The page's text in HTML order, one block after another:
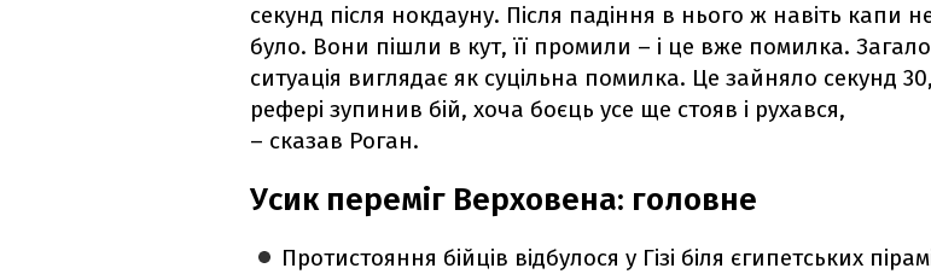
секунд після нокдауну. Після падіння в нього ж навіть капи
було. Вони пішли в кут, її промили – і це вже помилка.
ситуація виглядає як суцільна помилка. Це зайняло секунд
рефері зупинив бій, хоча боєць усе ще стояв і рухався,
– сказав Роган.
Усик переміг Верховена: головне
Протистояння бійців відбулося у Гізі біля єгипетських